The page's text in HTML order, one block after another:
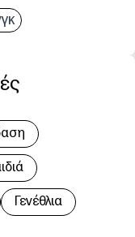
Γενέθλια